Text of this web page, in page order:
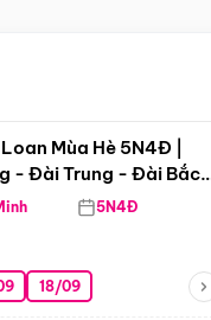
Mùa Hè 5N4Đ |
- Đài Trung - Đài Bắc
5N4Đ
18/09